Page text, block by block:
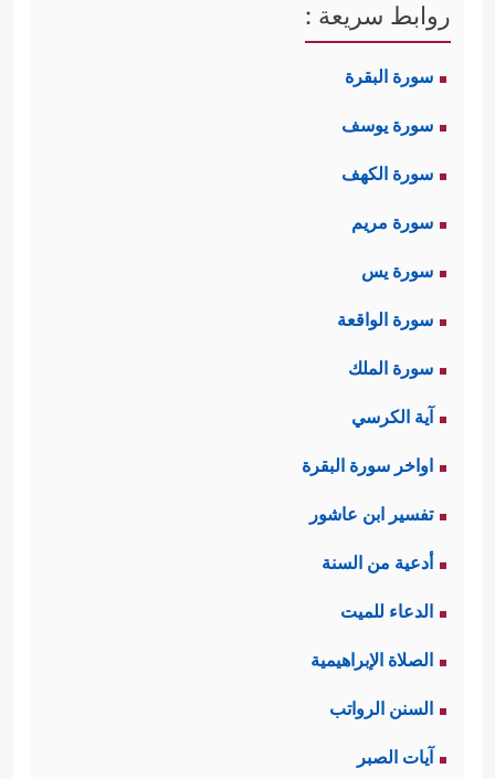
روابط سريعة :
سورة البقرة
سورة يوسف
سورة الكهف
سورة مريم
سورة يس
سورة الواقعة
سورة الملك
آية الكرسي
اواخر سورة البقرة
تفسير ابن عاشور
أدعية من السنة
الدعاء للميت
الصلاة الإبراهيمية
السنن الرواتب
آيات الصبر